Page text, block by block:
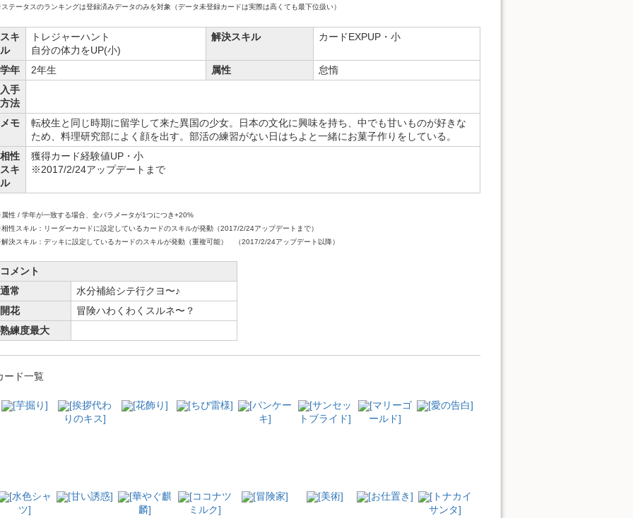
テータスのランキングは登録済みデータのみを対象（データ未登録カードは実際は高くても最下位扱い）
スキ
ル
トレジャーハント
自分の体力をUP(小)
解決スキル カードEXPUP・小
学年 2年生 属性
怠惰
入手
方法
メモ
転校生と同じ時期に留学して来た異国の少女。日本の文化に興味を持ち、中でも甘いものが好きな
ため、料理研究部によく顔を出す。部活の練習がない日はちよと一緒にお菓子作りをしている。
相性
スキ
ル
獲得カード経験値UP・小
※2017/2/24アップデートまで
性 / 学年が一致する場合、全パラメータが1つにつき+20%
性スキル：リーダーカードに設定しているカードのスキルが発動（2017/2/24アップデートまで）
決スキル：デッキに設定しているカードのスキルが発動（重複可能） （2017/2/24アップデート以降）
コメント
通常
水分補給シテ行クヨ〜♪
開花
冒険ハわくわくスルネ〜？
熟練度最大
ード一覧
[芋掘り]
[挨拶代わ
りのキス]
[花飾り] [ちび雷様]
[パンケー
キ]
[サンセッ
トブライド]
[マリーゴ
ールド]
[愛の告白]
[水色シャ
ツ]
[甘い誘惑]
[華やぐ麒
麟]
[ココナツ
ミルク]
[冒険家] [美術] [お仕置き]
[トナカイ
サンタ]